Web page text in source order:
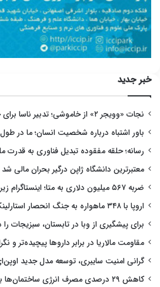
خبر جدید
نجات «وویجر ۲» از خاموشی؛ تدبیر ناسا برای حفظ کاوشگر ۴۸ ساله
باور اشتباه درباره شخصیت انسان؛ ما در
رسانه؛ حلقه مفقوده تبدیل فناوری به قدرت
معتبرترین دانشگاه ژاپن درگیر بحران مالی شد
ضربه ۵۶۷ میلیون دلاری به متا؛ اینستاگرام زیر تیغ دادگاه
اروپا با ۳۴۸ ماهواره به جنگ انحصار استارلینک می‌رود
برای پیشگیری از وبا در تابستان، سبزیجات
مقاومت مالاریا در برابر داروها پیچیده‌تر و
گرانی امنیت سایبری، توسعه مدل جدید
کاهش ۲۹ درصدی مصرف انرژی ساختمان‌ها با یک طراحی هوشمند